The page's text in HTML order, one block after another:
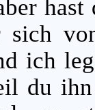
sich
ich
du